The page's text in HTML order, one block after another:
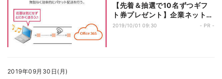
【先着＆抽選で10名ずつギフ
ト券プレゼント】企業ネットワ
ークに関するアンケート
2019/10/01 09:30 - PR -
2019年09月30日(月)